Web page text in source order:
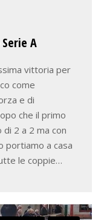
A
vittoria per
come
e di
che il primo
2 a 2 ma con
portiamo a casa
le coppie…